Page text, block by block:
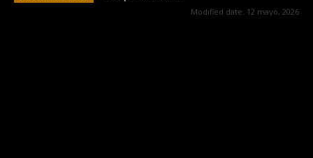
Modified date: 12 mayo, 2026